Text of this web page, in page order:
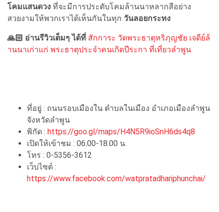
โคมแสนดวง ที่จะมีการประดับโคมล้านนาหลากสีอย่าง
สวยงามให้พวกเราได้เห็นกันในทุก วันลอยกระทง
🙏🏻 อ่านรีวิวเต็มๆ ได้ที่ สักการะ วัดพระธาตุหริภุญชัย เจดีย์ล้
านนาเก่าแก่ พระธาตุประจำคนเกิดปีระกา ที่เที่ยวลําพูน
ที่อยู่ : ถนนรอบเมืองใน ตำบลในเมือง อำเภอเมืองลำพูน
จังหวัดลำพูน
พิกัด : https://goo.gl/maps/H4N5R9ioSnH6ds4q8
เปิดให้เข้าชม : 06.00-18.00 น.
โทร : 0-5356-3612
เว็บไซต์ :
https://www.facebook.com/watpratadhariphunchai/